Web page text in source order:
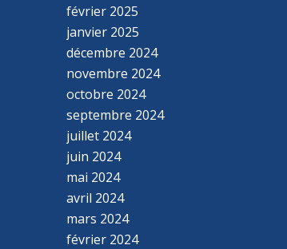
février 2025
janvier 2025
décembre 2024
novembre 2024
octobre 2024
septembre 2024
juillet 2024
juin 2024
mai 2024
avril 2024
mars 2024
février 2024